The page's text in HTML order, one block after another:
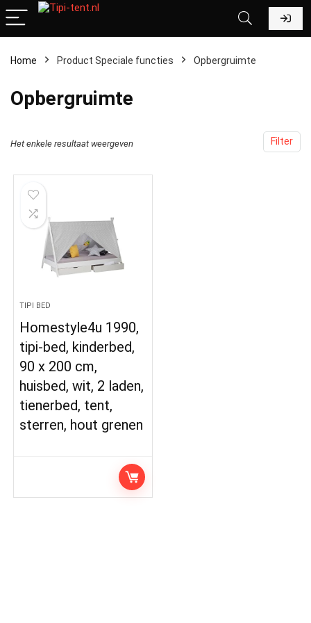
Home Product Speciale functies ‎Opbergruimte
‎Opbergruimte
Filter
Het enkele resultaat weergeven
TIPI BED
Homestyle4u 1990,
tipi-bed, kinderbed,
90 x 200 cm,
huisbed, wit, 2 laden,
tienerbed, tent,
sterren, hout grenen